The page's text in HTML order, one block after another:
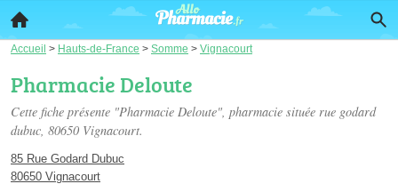
Accueil > Hauts-de-France > Somme > Vignacourt
Pharmacie Deloute
Cette fiche présente "Pharmacie Deloute", pharmacie située rue godard
dubuc, 80650 Vignacourt.
85 Rue Godard Dubuc
80650 Vignacourt